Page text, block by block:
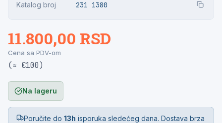
Katalog broj 231 1380
11.800,00 RSD
Cena sa PDV-om
(≈ €100)
Na lageru
Poručite do13h isporuka sledećeg dana. Dostava brza